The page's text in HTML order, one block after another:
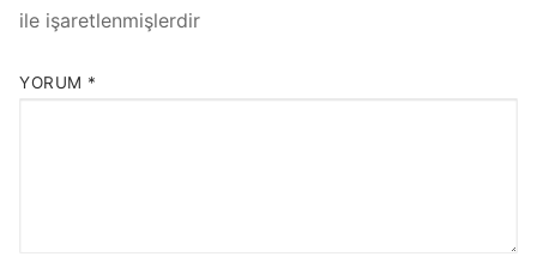
ile işaretlenmişlerdir
YORUM *